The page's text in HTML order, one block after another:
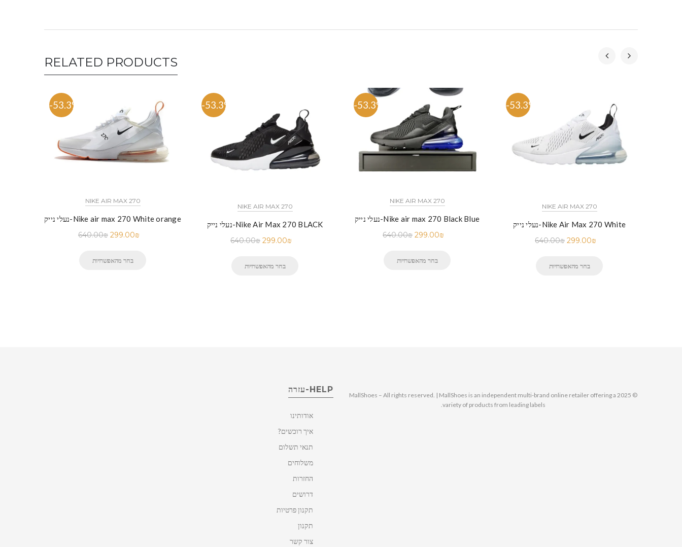
RELATED PRODUCTS
-53.3%
NIKE AIR MAX 270
נעלי נייק-Nike air max 270 White orange
640.00₪ 299.00₪
בחר מהאפשרויות
-53.3%
NIKE AIR MAX 270
נעלי נייק-Nike Air Max 270 BLACK
640.00₪ 299.00₪
בחר מהאפשרויות
-53.3%
NIKE AIR MAX 270
נעלי נייק-Nike air max 270 Black Blue
640.00₪ 299.00₪
בחר מהאפשרויות
-53.3%
NIKE AIR MAX 270
נעלי נייק-Nike Air Max 270 White
640.00₪ 299.00₪
בחר מהאפשרויות
HELP-עזרה
אודותינו
איך רוכשים?
תנאי תשלום
משלוחים
החזרות
דרושים
תקנון פרטיות
תקנון
צור קשר
© 2025 MallShoes – All rights reserved. | MallShoes is an independent multi-brand online retailer offering a
variety of products from leading labels.